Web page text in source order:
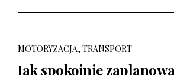
MOTORYZACJA, TRANSPORT
Jak spokojnie